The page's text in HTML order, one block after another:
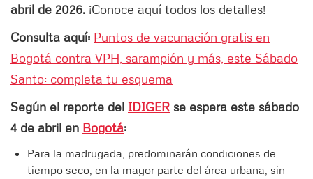
abril de 2026. ¡Conoce aquí todos los detalles!
Consulta aquí: Puntos de vacunación gratis en
Bogotá contra VPH, sarampión y más, este Sábado
Santo: completa tu esquema
Según el reporte del IDIGER se espera este sábado
4 de abril en Bogotá:
Para la madrugada, predominarán condiciones de
tiempo seco, en la mayor parte del área urbana, sin